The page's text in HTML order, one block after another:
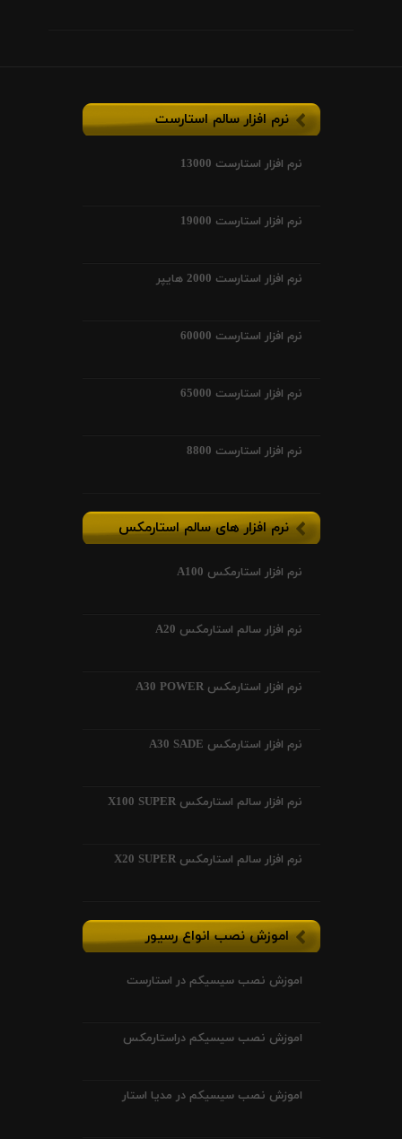
نرم افزار سالم استارست
نرم افزار استارست 13000
نرم افزار استارست 19000
نرم افزار استارست 2000 هایپر
نرم افزار استارست 60000
نرم افزار استارست 65000
نرم افزار استارست 8800
نرم افزار های سالم استارمکس
نرم افزار استارمکس A100
نرم افزار سالم استارمکس A20
نرم افزار استارمکس A30 POWER
نرم افزار استارمکس A30 SADE
نرم افزار سالم استارمکس X100 SUPER
نرم افزار سالم استارمکس X20 SUPER
اموزش نصب انواع رسیور
اموزش نصب سیسیکم در استارست
اموزش نصب سیسیکم دراستارمکس
اموزش نصب سیسیکم در مدیا استار